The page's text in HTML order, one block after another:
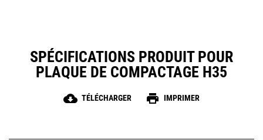
SPÉCIFICATIONS PRODUIT POUR
PLAQUE DE COMPACTAGE H35
cloud_download TÉLÉCHARGER print IMPRIMER